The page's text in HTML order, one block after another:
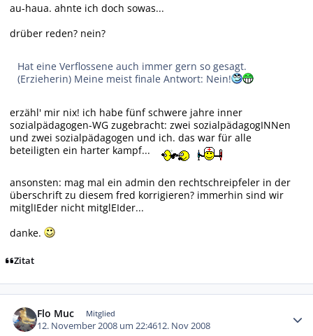
au-haua. ahnte ich doch sowas...
drüber reden? nein?
Hat eine Verflossene auch immer gern so gesagt.
(Erzieherin) Meine meist finale Antwort: Nein!
erzähl' mir nix! ich habe fünf schwere jahre inner
sozialpädagogen-WG zugebracht: zwei sozialpädagogINNen
und zwei sozialpädagogen und ich. das war für alle
beteiligten ein harter kampf...
ansonsten: mag mal ein admin den rechtschreipfeler in der
überschrift zu diesem fred korrigieren? immerhin sind wir
mitglIEder nicht mitglEIder...
danke.
Zitat
Flo Muc Mitglied
12. November 2008 um 22:4612. Nov 2008